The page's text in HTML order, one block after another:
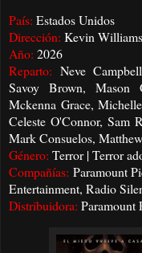
País: Estados Unidos
Dirección: Kevin
Año: 2026
Reparto: Neve
Savoy Brown, Mason
Mckenna Grace,
Celeste O'Connor, Sam
Mark Consuelos,
Género: Terror | Terror
Compañías: Paramount
Entertainment, Radio
Distribuidora: Paramount